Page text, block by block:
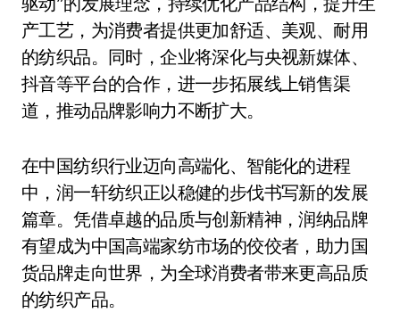
产工艺，为消费者提供更加舒适、美观、耐用
的纺织品。同时，企业将深化与央视新媒体、
抖音等平台的合作，进一步拓展线上销售渠
道，推动品牌影响力不断扩大。
在中国纺织行业迈向高端化、智能化的进程
中，润一轩纺织正以稳健的步伐书写新的发展
篇章。凭借卓越的品质与创新精神，润纳品牌
有望成为中国高端家纺市场的佼佼者，助力国
货品牌走向世界，为全球消费者带来更高品质
的纺织产品。